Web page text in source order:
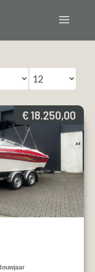
€ 18.250,00